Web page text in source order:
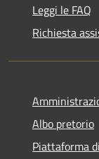
Leggi le FAQ
Richiesta
Albo pretorio
Piattaforma